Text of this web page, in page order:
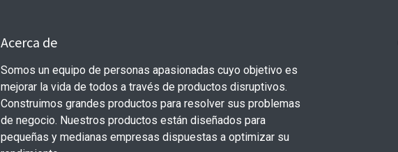
Acerca de
Somos un equipo de personas apasionadas cuyo objetivo es
mejorar la vida de todos a través de productos disruptivos.
Construimos grandes productos para resolver sus problemas
de negocio. Nuestros productos están diseñados para
pequeñas y medianas empresas dispuestas a optimizar su